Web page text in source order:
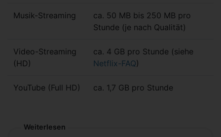
Musik-Streaming
ca. 50 MB bis 250 MB pro
Stunde (je nach Qualität)
Video-Streaming
(HD)
ca. 4 GB pro Stunde (siehe
Netflix-FAQ)
YouTube (Full HD) ca. 1,7 GB pro Stunde
Weiterlesen